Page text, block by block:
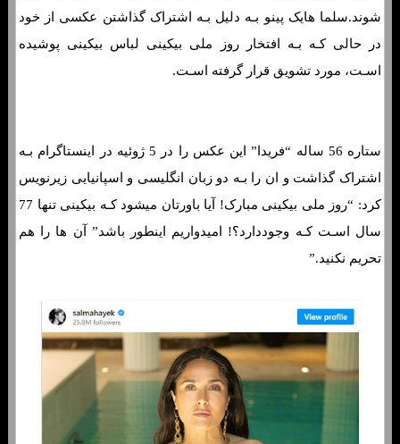
شوند.سلما هایک پینو بـه دلیل بـه اشتراک گذاشتن عکسی از خود
در حالی کـه بـه افتخار روز ملی بیکینی لباس بیکینی پوشیده
اسـت، مورد تشویق قرار گرفته اسـت.
ستاره 56 ساله “فریدا” این عکس را در 5 ژوئیه در اینستاگرام بـه
اشتراک گذاشت و ان را بـه دو زبان انگلیسی و اسپانیایی زیرنویس
کرد: “روز ملی بیکینی مبارک! آیا باورتان میشود کـه بیکینی تنها 77
سال اسـت کـه وجوددارد؟! امیدواریم اینطور باشد” آن ها را هم
تحریم نکنید.”